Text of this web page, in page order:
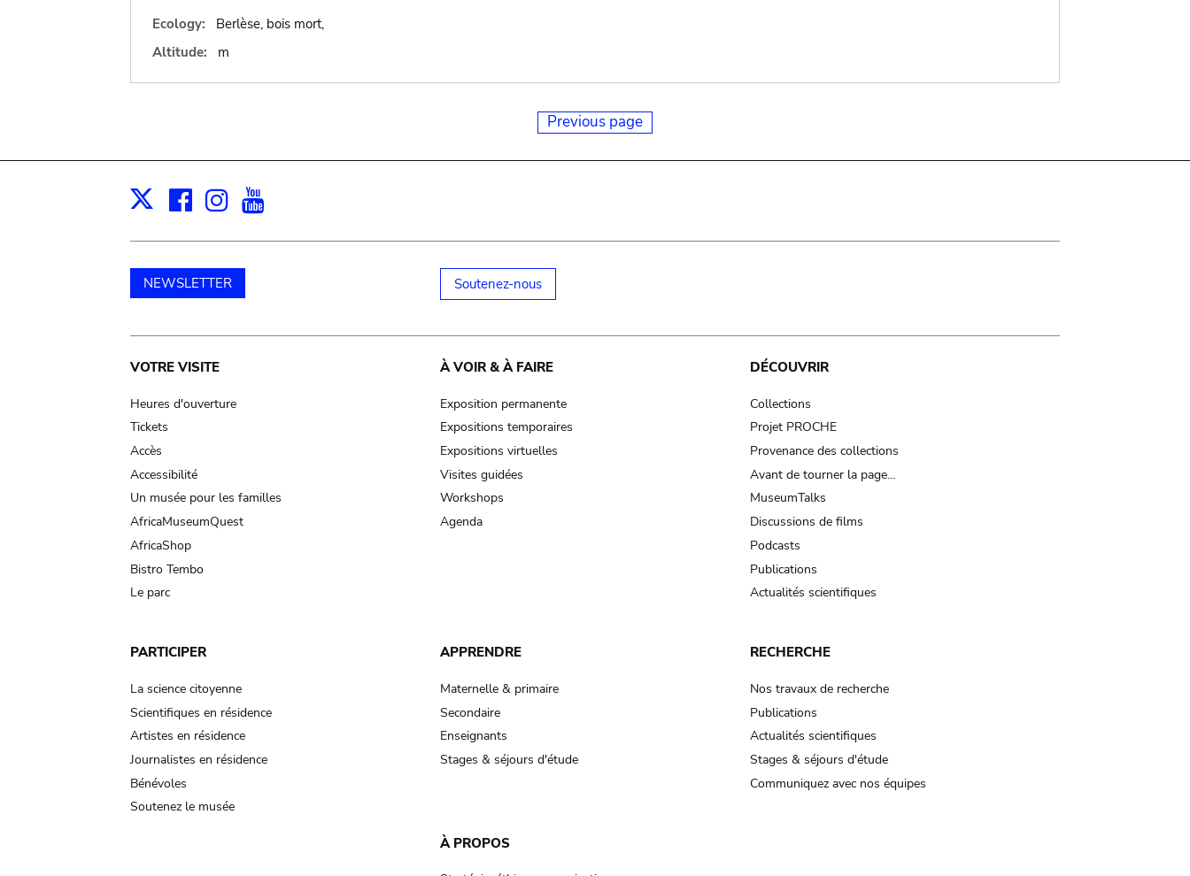
Ecology:
Berlèse, bois mort,
Altitude:
m
Previous page
X Facebook
Instagram
NEWSLETTER Soutenez-nous
Main
navigation
VOTRE VISITE
Heures d'ouverture
Tickets
Accès
Accessibilité
Un musée pour les familles
AfricaMuseumQuest
AfricaShop
Bistro Tembo
Le parc
À VOIR & À FAIRE
Exposition permanente
Expositions temporaires
Expositions virtuelles
Visites guidées
Workshops
Agenda
DÉCOUVRIR
Collections
Projet PROCHE
Provenance des collections
Avant de tourner la page…
MuseumTalks
Discussions de films
Podcasts
Publications
Actualités scientifiques
PARTICIPER
La science citoyenne
Scientifiques en résidence
Artistes en résidence
Journalistes en résidence
Bénévoles
Soutenez le musée
APPRENDRE
Maternelle & primaire
Secondaire
Enseignants
Stages & séjours d'étude
RECHERCHE
Nos travaux de recherche
Publications
Actualités scientifiques
Stages & séjours d'étude
Communiquez avec nos équipes
À PROPOS